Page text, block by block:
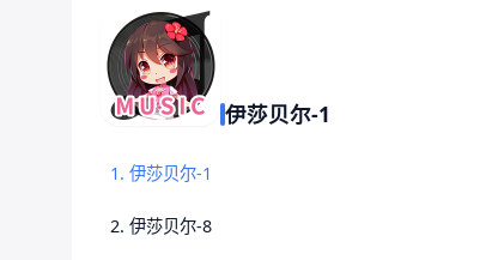
伊莎贝尔-1
1. 伊莎贝尔-1
2. 伊莎贝尔-8